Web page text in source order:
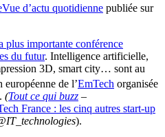
d’actu quotidienne publiée sur
plus importante conférence
du futur. Intelligence artificielle,
3D, smart city… sont au
européenne de l’EmTech organisée
(Tout ce qui buzz –
France : les cinq autres start-up
).